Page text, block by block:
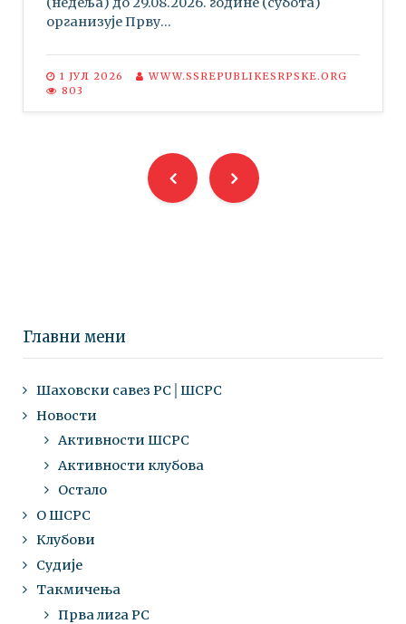
организује Прву...
1 ЈУЛ 2026
WWW.SSREPUBLIKESRPSKE.ORG
803
Главни мени
Шаховски савез РС│ШСРС
Новости
Активности ШСРС
Активности клубова
Остало
О ШСРС
Клубови
Судије
Такмичења
Прва лига РС